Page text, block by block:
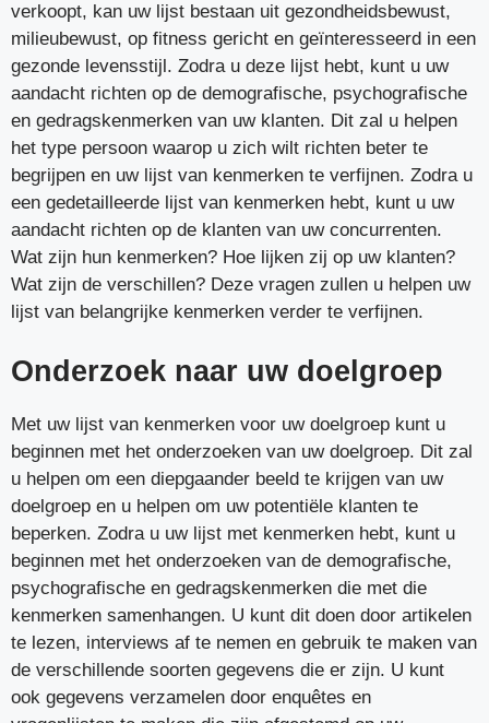
verkoopt, kan uw lijst bestaan uit gezondheidsbewust,
milieubewust, op fitness gericht en geïnteresseerd in een
gezonde levensstijl. Zodra u deze lijst hebt, kunt u uw
aandacht richten op de demografische, psychografische
en gedragskenmerken van uw klanten. Dit zal u helpen
het type persoon waarop u zich wilt richten beter te
begrijpen en uw lijst van kenmerken te verfijnen. Zodra u
een gedetailleerde lijst van kenmerken hebt, kunt u uw
aandacht richten op de klanten van uw concurrenten.
Wat zijn hun kenmerken? Hoe lijken zij op uw klanten?
Wat zijn de verschillen? Deze vragen zullen u helpen uw
lijst van belangrijke kenmerken verder te verfijnen.
Onderzoek naar uw doelgroep
Met uw lijst van kenmerken voor uw doelgroep kunt u
beginnen met het onderzoeken van uw doelgroep. Dit zal
u helpen om een diepgaander beeld te krijgen van uw
doelgroep en u helpen om uw potentiële klanten te
beperken. Zodra u uw lijst met kenmerken hebt, kunt u
beginnen met het onderzoeken van de demografische,
psychografische en gedragskenmerken die met die
kenmerken samenhangen. U kunt dit doen door artikelen
te lezen, interviews af te nemen en gebruik te maken van
de verschillende soorten gegevens die er zijn. U kunt
ook gegevens verzamelen door enquêtes en